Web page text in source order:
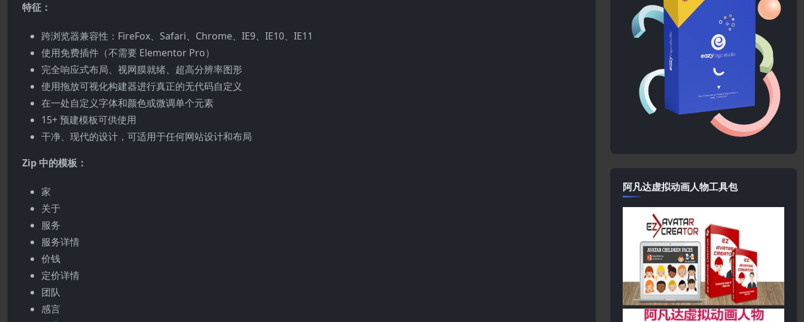
特征：
跨浏览器兼容性：FireFox、Safari、Chrome、IE9、IE10、IE11
使用免费插件（不需要 Elementor Pro）
完全响应式布局、视网膜就绪、超高分辨率图形
使用拖放可视化构建器进行真正的无代码自定义
在一处自定义字体和颜色或微调单个元素
15+ 预建模板可供使用
干净、现代的设计，可适用于任何网站设计和布局
Zip 中的模板：
家
关于
服务
服务详情
价钱
定价详情
团队
感言
阿凡达虚拟动画人物工具包